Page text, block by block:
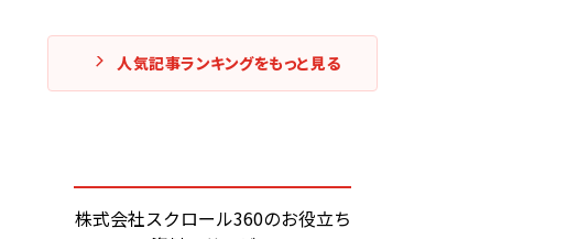
人気記事ランキングをもっと見る